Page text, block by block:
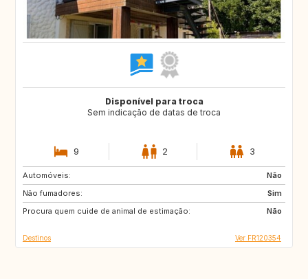
Disponível para troca
Sem indicação de datas de troca
9 2 3
Automóveis:
Não
Não fumadores:
Sim
Procura quem cuide de animal de estimação:
Não
ES
IT
SI
Destinos Ver FR120354